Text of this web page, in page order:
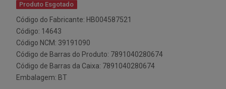
Produto Esgotado
Código do Fabricante: HB004587521
Código: 14643
Código NCM: 39191090
Código de Barras do Produto: 7891040280674
Código de Barras da Caixa: 7891040280674
Embalagem: BT